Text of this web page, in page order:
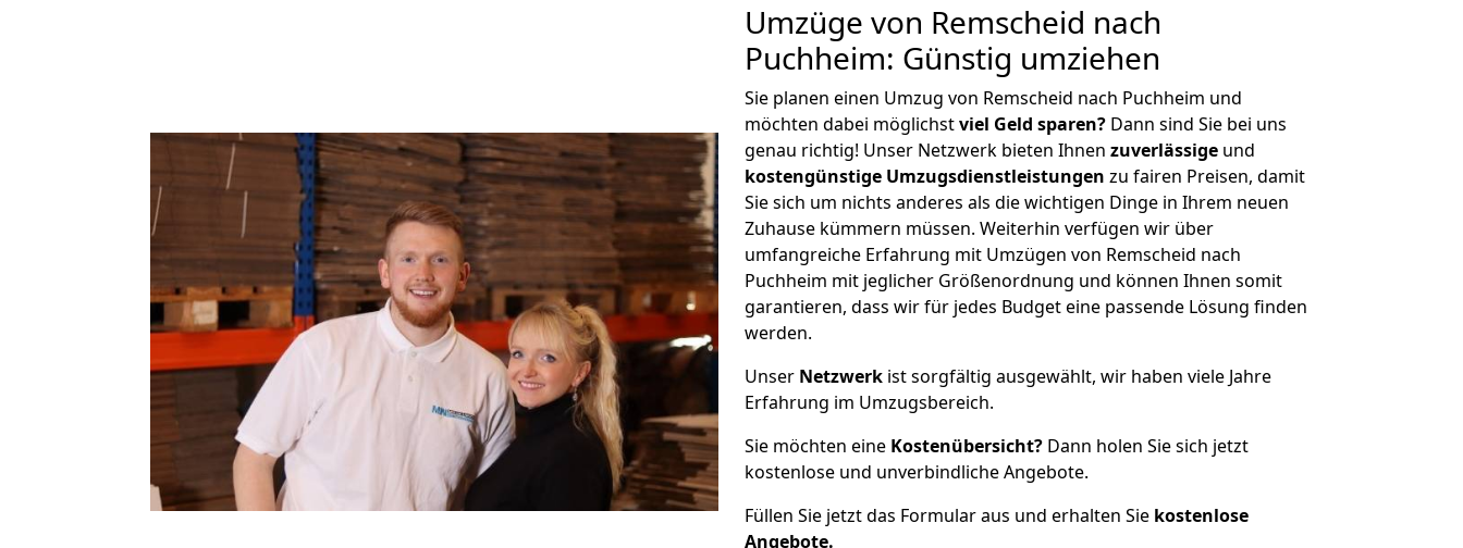
Umzüge von Remscheid nach
Puchheim: Günstig umziehen
Sie planen einen Umzug von Remscheid nach Puchheim und
möchten dabei möglichstviel Geld sparen? Dann sind Sie bei uns
genau richtig! Unser Netzwerk bieten Ihnen zuverlässige und
kostengünstige Umzugsdienstleistungen zu fairen Preisen, damit
Sie sich um nichts anderes als die wichtigen Dinge in Ihrem neuen
Zuhause kümmern müssen. Weiterhin verfügen wir über
umfangreiche Erfahrung mit Umzügen von Remscheid nach
Puchheim mit jeglicher Größenordnung und können Ihnen somit
garantieren, dass wir für jedes Budget eine passende Lösung finden
werden.
Unser Netzwerk ist sorgfältig ausgewählt, wir haben viele Jahre
Erfahrung im Umzugsbereich.
Sie möchten eine Kostenübersicht? Dann holen Sie sich jetzt
kostenlose und unverbindliche Angebote.
Füllen Sie jetzt das Formular aus und erhalten Sie kostenlose
Angebote.